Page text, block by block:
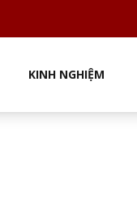
KINH NGHIỆM